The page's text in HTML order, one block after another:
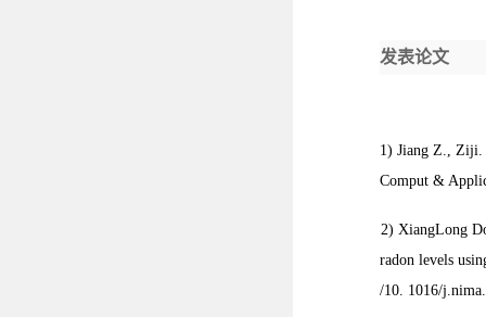
发表论文
1) Jiang Z., Ziji.
Comput &
2) XiangLong
radon levels
/10. 1016/